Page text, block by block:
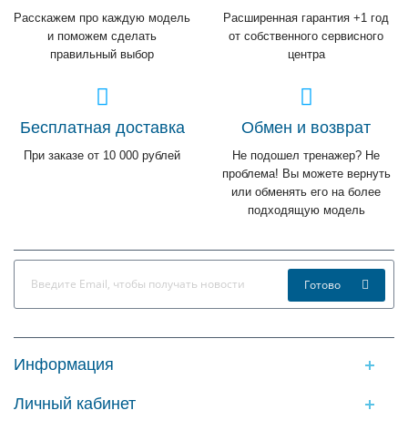
Расскажем про каждую модель
и поможем сделать
правильный выбор
Расширенная гарантия +1 год
от собственного сервисного
центра
Бесплатная доставка
При заказе от 10 000 рублей
Обмен и возврат
Не подошел тренажер? Не
проблема! Вы можете вернуть
или обменять его на более
подходящую модель
Готово
Информация
Личный кабинет